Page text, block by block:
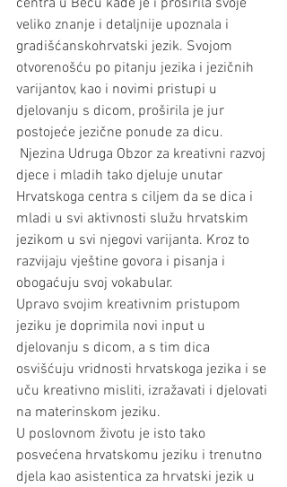
centra u Beču kade je i proširila svoje
veliko znanje i detaljnije upoznala i
gradišćanskohrvatski jezik. Svojom
otvorenošću po pitanju jezika i jezičnih
varijantov, kao i novimi pristupi u
djelovanju s dicom, proširila je jur
postojeće jezične ponude za dicu.
djece i mladih tako djeluje unutar
Hrvatskoga centra s ciljem da se dica i
mladi u svi aktivnosti služu hrvatskim
jezikom u svi njegovi varijanta. Kroz to
razvijaju vještine govora i pisanja i
obogaćuju svoj vokabular.
Upravo svojim kreativnim pristupom
jeziku je doprimila novi input u
djelovanju s dicom, a s tim dica
osvišćuju vridnosti hrvatskoga jezika i se
uču kreativno misliti, izražavati i djelovati
na materinskom jeziku.
U poslovnom životu je isto tako
posvećena hrvatskomu jeziku i trenutno
djela kao asistentica za hrvatski jezik u